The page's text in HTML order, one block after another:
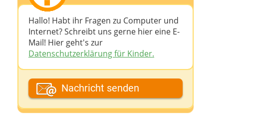
Hallo! Habt ihr Fragen zu Computer und
Internet? Schreibt uns gerne hier eine E-
Mail! Hier geht's zur
Datenschutzerklärung für Kinder.
Dein Fantasiename
Nachricht senden